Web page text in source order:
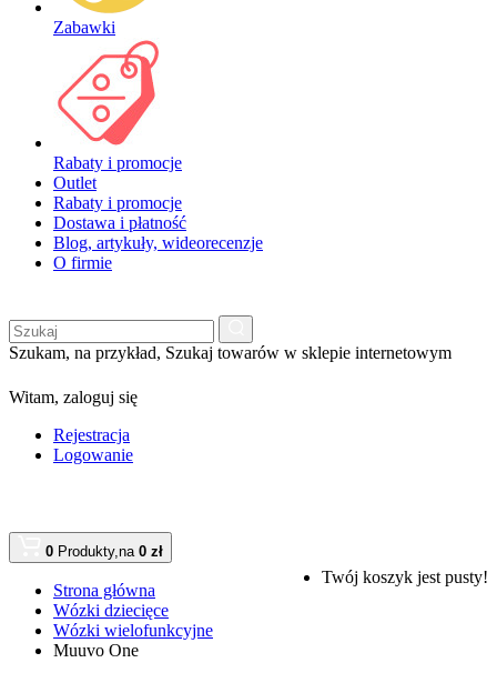
Zabawki
Rabaty i promocje
Outlet
Rabaty i promocje
Dostawa i płatność
Blog, artykuły, wideorecenzje
O firmie
Szukam, na przykład, Szukaj towarów w sklepie internetowym
Witam, zaloguj się
Rejestracja
Logowanie
0 Produkty,na 0 zł
Twój koszyk jest pusty!
Strona główna
Wózki dziecięce
Wózki wielofunkcyjne
Muuvo One